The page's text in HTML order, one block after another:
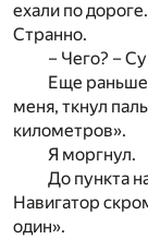
ехали по
Странно.
– Чего? –
Еще
меня, ткнул
километров».
Я моргнул.
До пункта
Навигатор
один».